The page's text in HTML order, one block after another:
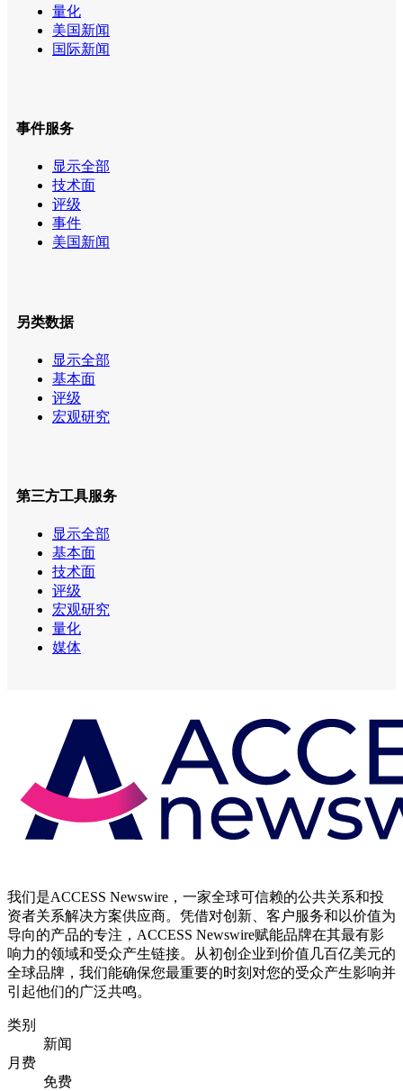
量化
美国新闻
国际新闻
事件服务
显示全部
技术面
评级
事件
美国新闻
另类数据
显示全部
基本面
评级
宏观研究
第三方工具服务
显示全部
基本面
技术面
评级
宏观研究
量化
媒体
我们是ACCESS Newswire，一家全球可信赖的公共关系和投
资者关系解决方案供应商。凭借对创新、客户服务和以价值为
导向的产品的专注，ACCESS Newswire赋能品牌在其最有影
响力的领域和受众产生链接。从初创企业到价值几百亿美元的
全球品牌，我们能确保您最重要的时刻对您的受众产生影响并
引起他们的广泛共鸣。
类别
新闻
月费
免费